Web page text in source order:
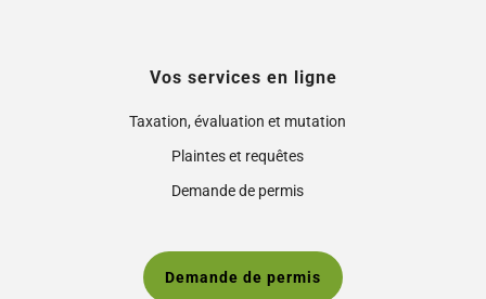
Vos services en ligne
Taxation, évaluation et mutation
Plaintes et requêtes
Demande de permis
Demande de permis